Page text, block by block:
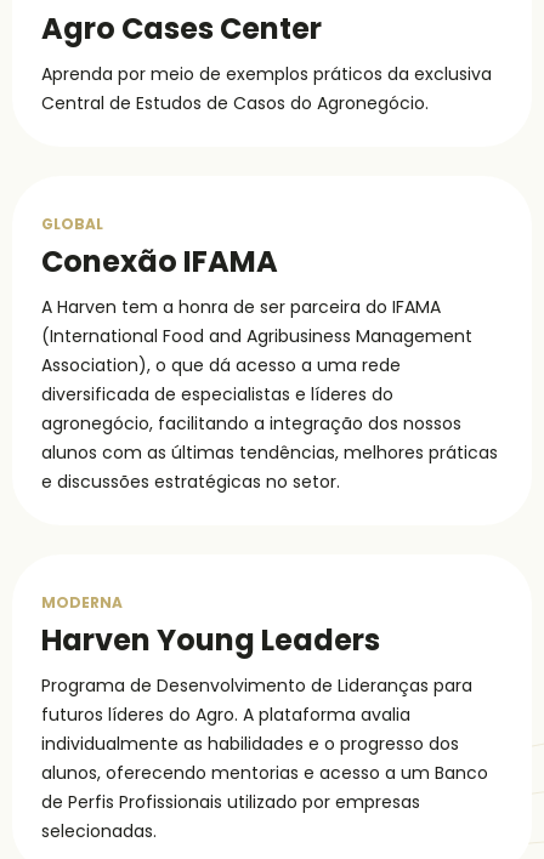
Agro Cases Center
Aprenda por meio de exemplos práticos da exclusiva
Central de Estudos de Casos do Agronegócio.
GLOBAL
Conexão IFAMA
A Harven tem a honra de ser parceira do IFAMA
(International Food and Agribusiness Management
Association), o que dá acesso a uma rede
diversificada de especialistas e líderes do
agronegócio, facilitando a integração dos nossos
alunos com as últimas tendências, melhores práticas
e discussões estratégicas no setor.
MODERNA
Harven Young Leaders
Programa de Desenvolvimento de Lideranças para
futuros líderes do Agro. A plataforma avalia
individualmente as habilidades e o progresso dos
alunos, oferecendo mentorias e acesso a um Banco
de Perfis Profissionais utilizado por empresas
selecionadas.